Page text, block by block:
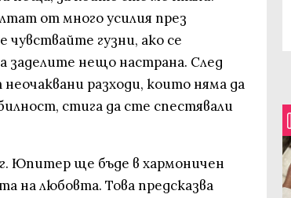
от много усилия през
чувствайте гузни, ако се
заделите нещо настрана. След
разходи, които няма да
стига да сте спестявали
Юпитер ще бъде в хармоничен
на любовта. Това предсказва